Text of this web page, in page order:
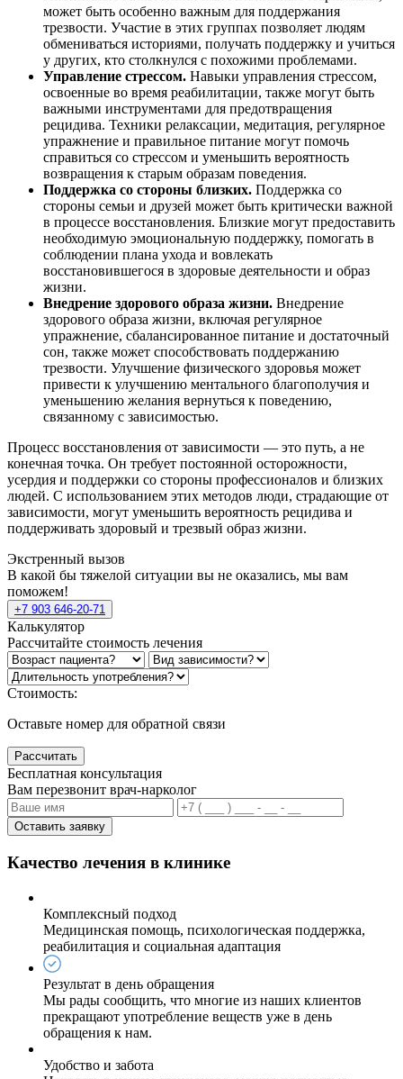
может быть особенно важным для поддержания
трезвости. Участие в этих группах позволяет людям
обмениваться историями, получать поддержку и учиться
у других, кто столкнулся с похожими проблемами.
Управление стрессом. Навыки управления стрессом,
освоенные во время реабилитации, также могут быть
важными инструментами для предотвращения
рецидива. Техники релаксации, медитация, регулярное
упражнение и правильное питание могут помочь
справиться со стрессом и уменьшить вероятность
возвращения к старым образам поведения.
Поддержка со стороны близких. Поддержка со
стороны семьи и друзей может быть критически важной
в процессе восстановления. Близкие могут предоставить
необходимую эмоциональную поддержку, помогать в
соблюдении плана ухода и вовлекать
восстановившегося в здоровые деятельности и образ
жизни.
Внедрение здорового образа жизни. Внедрение
здорового образа жизни, включая регулярное
упражнение, сбалансированное питание и достаточный
сон, также может способствовать поддержанию
трезвости. Улучшение физического здоровья может
привести к улучшению ментального благополучия и
уменьшению желания вернуться к поведению,
связанному с зависимостью.
Процесс восстановления от зависимости — это путь, а не
конечная точка. Он требует постоянной осторожности,
усердия и поддержки со стороны профессионалов и близких
людей. С использованием этих методов люди, страдающие от
зависимости, могут уменьшить вероятность рецидива и
поддерживать здоровый и трезвый образ жизни.
Экстренный вызов
В какой бы тяжелой ситуации вы не оказались, мы вам
поможем!
+7 903 646-20-71
Калькулятор
Рассчитайте стоимость лечения
Стоимость:
Оставьте номер для обратной связи
Рассчитать
Бесплатная консультация
Вам перезвонит врач-нарколог
Оставить заявку
Качество лечения в клинике
Комплексный подход
Медицинская помощь, психологическая поддержка,
реабилитация и социальная адаптация
Результат в день обращения
Мы рады сообщить, что многие из наших клиентов
прекращают употребление веществ уже в день
обращения к нам.
Удобство и забота